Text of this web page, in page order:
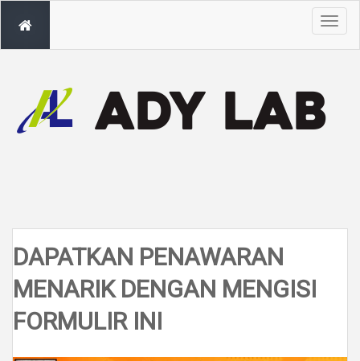
T
o
g
DAPATKAN PENAWARAN
MENARIK DENGAN MENGISI
FORMULIR INI